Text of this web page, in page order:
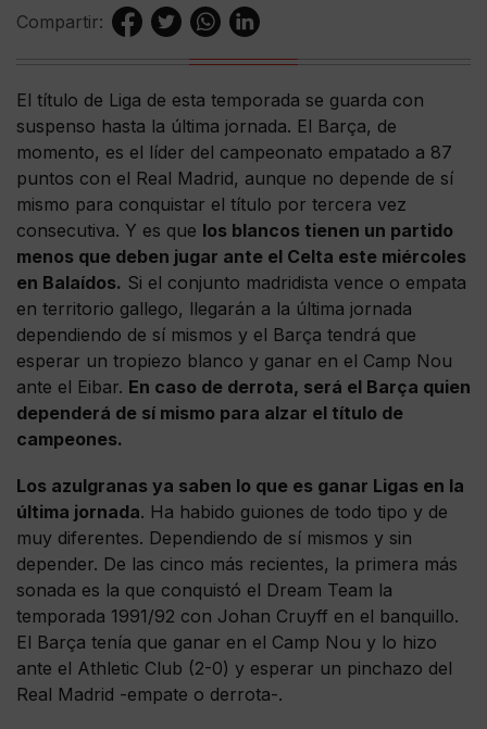
Compartir:
El título de Liga de esta temporada se guarda con
suspenso hasta la última jornada. El Barça, de
momento, es el líder del campeonato empatado a 87
puntos con el Real Madrid, aunque no depende de sí
mismo para conquistar el título por tercera vez
consecutiva. Y es que los blancos tienen un partido
menos que deben jugar ante el Celta este miércoles
en Balaídos. Si el conjunto madridista vence o empata
en territorio gallego, llegarán a la última jornada
dependiendo de sí mismos y el Barça tendrá que
esperar un tropiezo blanco y ganar en el Camp Nou
ante el Eibar. En caso de derrota, será el Barça quien
dependerá de sí mismo para alzar el título de
campeones.
Los azulgranas ya saben lo que es ganar Ligas en la
última jornada. Ha habido guiones de todo tipo y de
muy diferentes. Dependiendo de sí mismos y sin
depender. De las cinco más recientes, la primera más
sonada es la que conquistó el Dream Team la
temporada 1991/92 con Johan Cruyff en el banquillo.
El Barça tenía que ganar en el Camp Nou y lo hizo
ante el Athletic Club (2-0) y esperar un pinchazo del
Real Madrid -empate o derrota-.